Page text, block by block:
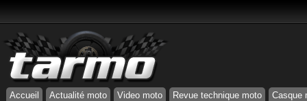
Accueil Actualité moto Video moto Revue technique moto Casque